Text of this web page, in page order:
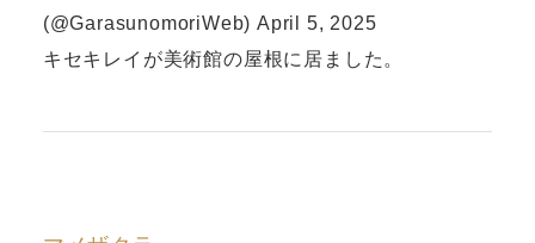
(@GarasunomoriWeb)April 5, 2025
キセキレイが美術館の屋根に居ました。